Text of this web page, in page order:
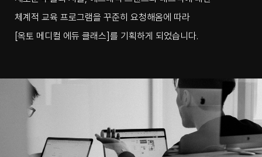
체계적 교육 프로그램을 꾸준히 요청해옴에 따라
[옥토 메디컬 에듀 클래스]를 기획하게 되었습니다.